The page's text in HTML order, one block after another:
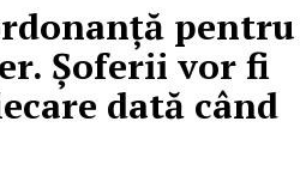
pentru
Şoferii vor fi
dată când